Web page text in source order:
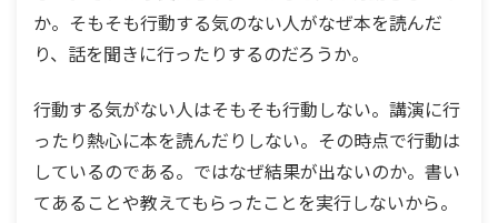
か。そもそも行動する気のない人がなぜ本を読んだ
り、話を聞きに行ったりするのだろうか。
行動する気がない人はそもそも行動しない。講演に行
ったり熱心に本を読んだりしない。その時点で行動は
しているのである。ではなぜ結果が出ないのか。書い
てあることや教えてもらったことを実行しないから。